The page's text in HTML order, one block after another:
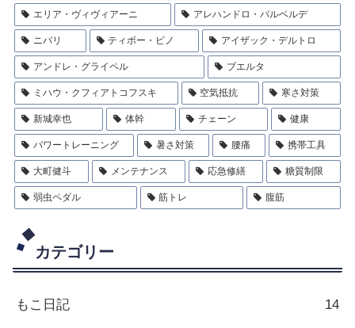
エリア・ヴィヴィアーニ アレハンドロ・バルベルデ
ニバリ ティボー・ピノ アイザック・デルトロ
アンドレ・グライペル ブエルタ
ミハウ・クフィアトコフスキ 空気抵抗 寒さ対策
新城幸也 体幹 チェーン 健康
パワートレーニング 暑さ対策 腰痛 携帯工具
大町健斗 メンテナンス 応急修繕 糖質制限
弱虫ペダル 筋トレ 腹筋
カテゴリー
もこ日記 14